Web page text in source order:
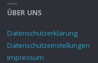
ÜBER UNS
Datenschutzerklärung
Datenschutzeinstellungen
Impressum